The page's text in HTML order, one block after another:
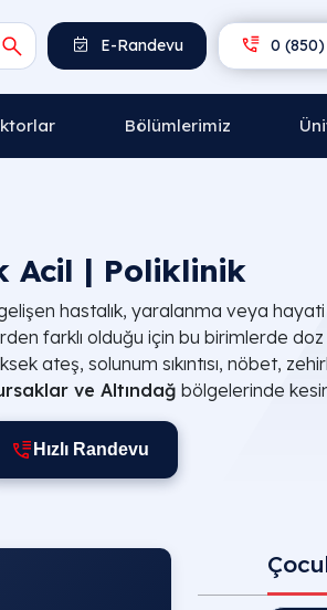
0 (850)
E-Randevu
Bölümlerimiz
Acil | Poliklinik
hastalık, yaralanma veya
farklı olduğu için bu birimlerde
ateş, solunum sıkıntısı, nöbet,
ve Altındağ bölgelerinde
Hızlı Randevu